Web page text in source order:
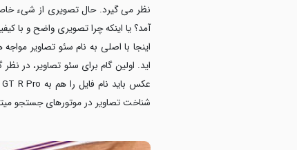
نظر می گیرد. حال تصویری از شیء خاص
آمد؟ یا اینکه چرا تصویری واضح و با
اینجا با اصلی به نام سئو تصاویر
شناخت تصاویر در موتورهای جستجو